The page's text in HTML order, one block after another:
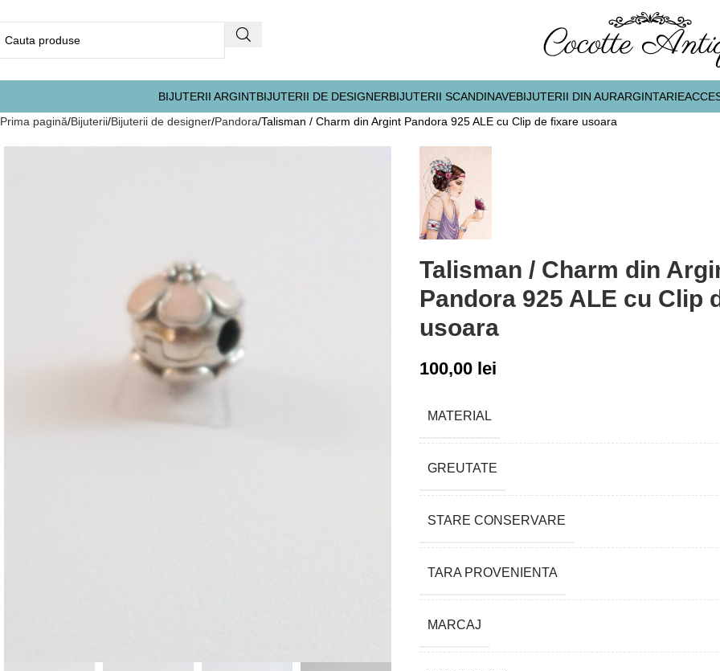
BIJUTERII ARGINTBIJUTERII DE DESIGNERBIJUTERII SCANDINAVEBIJUTERII DIN AURARGINTARIE
Prima pagină Bijuterii Bijuterii de designer Pandora Talisman / Charm din Argint Pandora 925 ALE cu Clip de fixare usoara
Talisman / Charm din
Pandora 925 ALE cu Clip
usoara
100,00 lei
MATERIAL
GREUTATE
STARE CONSERVARE
TARA PROVENIENTA
MARCAJ